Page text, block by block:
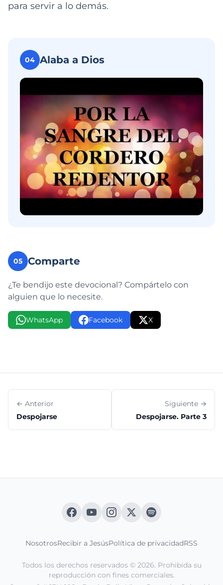
para servir a lo demás.
04 Alaba a Dios
05 Comparte
¿Te bendijo este devocional? Compártelo con
alguien que lo necesite.
WhatsApp Facebook X
← Anterior
Despojarse
Siguiente →
Despojarse. Parte 3
NosotrosRecibir a JesúsPolítica de privacidadRSS
Todos los derechos reservados © 2026. Prohibida su
reproducción con fines comerciales.